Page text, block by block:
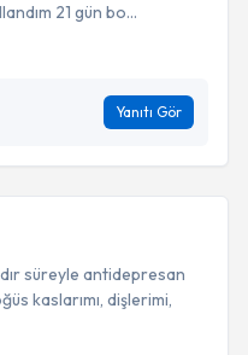
21 gün bo...
Yanıtı Gör
süreyle antidepresan
kaslarımı, dişlerimi,